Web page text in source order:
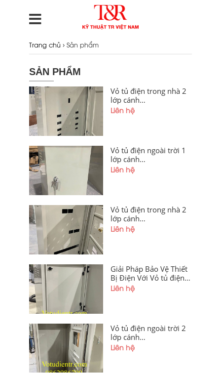
Trang chủ › Sản phẩm
SẢN PHẨM
Vỏ tủ điện trong nhà 2
lớp cánh
1000x800x300x1,2mm
sơn tĩnh điện cánh
Quảng Ninh
Liên hệ
Vỏ tủ điện ngoài trời 1
lớp cánh
400x300x200x1,2mm
sơn tĩnh điện có hèm
Liên hệ
Vỏ tủ điện trong nhà 2
lớp cánh
1200x600x300x1,2mm
Sơn Tĩnh Điện Giá Tốt
Liên hệ
Giải Pháp Bảo Vệ Thiết
Bị Điện Với Vỏ tủ điện
ngoài trời 2 lớp cánh
1200x600x250mm
Liên hệ
Vỏ tủ điện ngoài trời 2
lớp cánh
1400x600x250x1,2mm
sơn tĩnh điện có tấm
Liên hệ